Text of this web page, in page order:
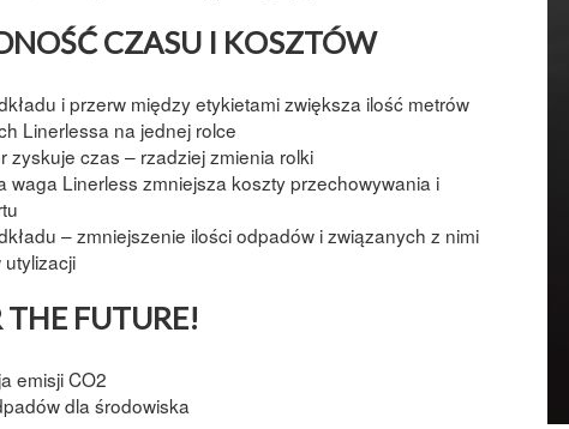
CZASU I KOSZTÓW
i przerw międzyetykietamizwiększa ilość metrów
Linerlessa na jednej rolce
zyskuje czas – rzadziej zmienia rolki
waga Linerless zmniejsza koszty przechowywania i
– zmniejszenie ilości odpadów i związanych z nimi
THE FUTURE!
emisji CO2
dla środowiska